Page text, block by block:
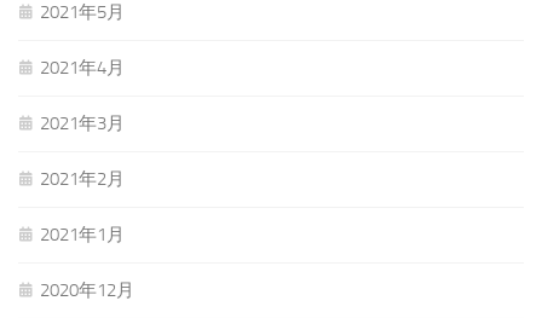
2021年5月
2021年4月
2021年3月
2021年2月
2021年1月
2020年12月